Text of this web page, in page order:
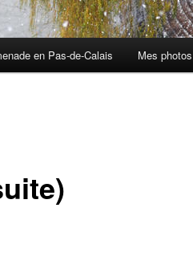
en Pas-de-Calais Mes photos